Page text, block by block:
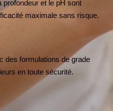
profondeur et le pH sont
maximale sans risque.
des formulations de grade
en toute sécurité.